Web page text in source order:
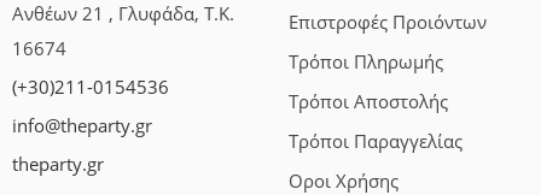
Ανθέων 21 , Γλυφάδα, Τ.Κ.
16674
(+30)211-0154536
info@theparty.gr
theparty.gr
Επιστροφές Προιόντων
Τρόποι Πληρωμής
Τρόποι Αποστολής
Τρόποι Παραγγελίας
Οροι Χρήσης